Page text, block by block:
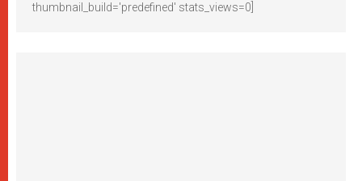
thumbnail_build='predefined' stats_views=0]